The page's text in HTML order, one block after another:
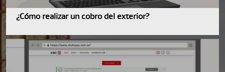
¿Cómo realizar un cobro del exterior?